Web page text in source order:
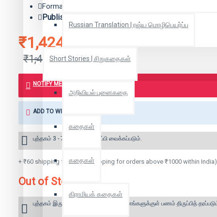
Russian Translation | ரஷ்ய மொழிபெயர்ப்பு
Short Stories | சிறுகதைகள்
அறிவியல் புனைகதை
கதைகள்
கதைகள்
கிராமியக் கதைகள்
₹1,424
₹1,499
Format: Hard Bound
Publisher:
NOTIFY ME WHEN BOOK IS AVAILABLE
ADD TO WISH LIST
புத்தகம் 3 - 7 நாட்களில் அனுப்பி வைக்கப்படும்.
+ ₹60 shipping fee* (Free shipping for orders above ₹1000 within India)
Out of Stock
புத்தகம் இருப்பில் இல்லை என்றால் 10 தினங்களுக்குள் பணம் திருப்பித்